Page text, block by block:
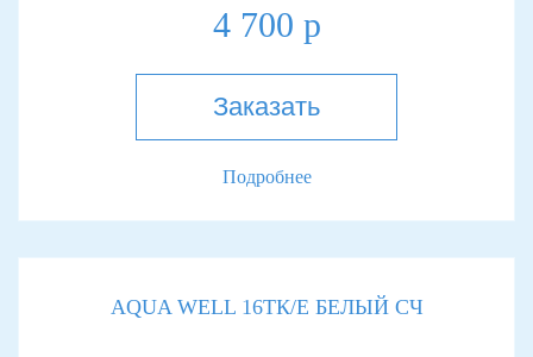
4 700 р
Заказать
Подробнее
AQUA WELL 16TК/Е БЕЛЫЙ СЧ